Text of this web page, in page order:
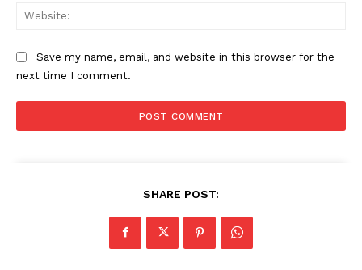
Save my name, email, and website in this browser for the
next time I comment.
SHARE POST: